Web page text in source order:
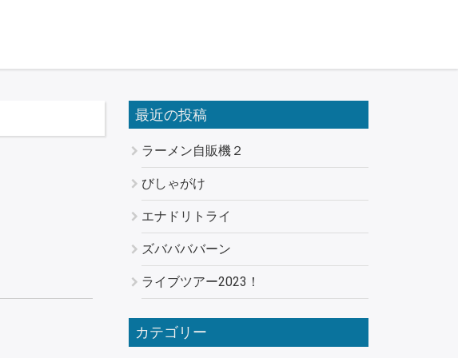
最近の投稿
ラーメン自販機２
びしゃがけ
エナドリトライ
ズババババーン
ライブツアー2023！
カテゴリー